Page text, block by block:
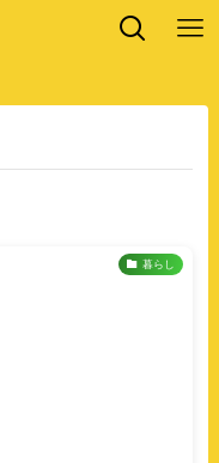
暮らし